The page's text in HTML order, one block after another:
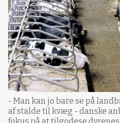
- Man kan jo bare se på
af stalde til kvæg - danske